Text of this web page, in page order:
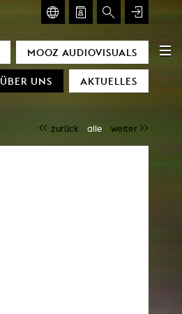
MOOZ AUDIOVISUALS
ÜBER UNS AKTUELLES
zurück alle weiter
Glasmoog